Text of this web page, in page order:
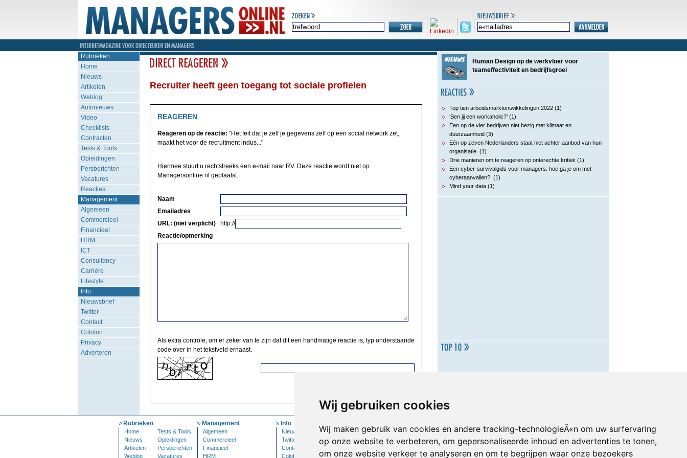
Wij gebruiken cookies
Wij maken gebruik van cookies en andere tracking-technologieÃ«n om uw surfervaring
op onze website te verbeteren, om gepersonaliseerde inhoud en advertenties te tonen,
om onze website verkeer te analyseren en om te begrijpen waar onze bezoekers
Rubrieken
Home
Nieuws
Artikelen
Weblog
Autonieuws
Video
Checklists
Contracten
Tests & Tools
Opleidingen
Persberichten
Vacatures
Reacties
Management
Algemeen
Commercieel
Financieel
HRM
ICT
Consultancy
Carrière
Lifestyle
Info
Nieuwsbrief
Twitter
Contact
Colofon
Privacy
Adverteren
Recruiter heeft geen toegang tot sociale profielen
REAGEREN
Reageren op de reactie: "Het feit dat je zelf je gegevens zelf op een social network zet,
maakt het voor de recruitment indus..."
Hiermee stuurt u rechtstreeks een e-mail naar RV. Deze reactie wordt niet op
Managersonline.nl geplaatst.
Naam
Emailadres
URL: (niet verplicht)
http://
Reactie/opmerking
Als extra controle, om er zeker van te zijn dat dit een handmatige reactie is, typ onderstaande
code over in het tekstveld ernaast.
Human Design op de werkvloer voor
teameffectiviteit en bedrijfsgroei
Top tien arbeidsmarktontwikkelingen 2022 (1)
‘Ben jij een workaholic?’ (1)
Een op de vier bedrijven niet bezig met klimaat en
duurzaamheid (3)
Eén op zeven Nederlanders staat niet achter aanbod van hun
organisatie (1)
Drie manieren om te reageren op onterechte kritiek (1)
Een cyber-survivalgids voor managers: hoe ga je om met
cyberaanvallen? (1)
Mind your data (1)
Rubrieken
Home
Tests & Tools
Nieuws
Opleidingen
Artikelen
Persberichten
Weblog
Vacatures
Management
Algemeen
Commercieel
Financieel
HRM
Info
Nieuwsbrief
Twitter
Contact
Colofon
Inloggen